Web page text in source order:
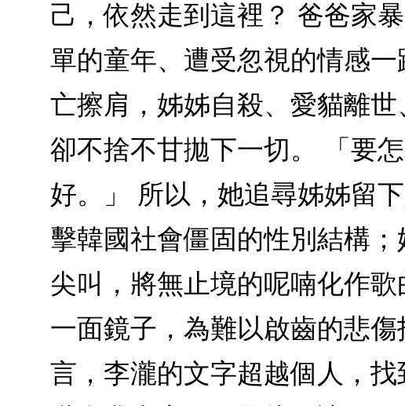
己，依然走到這裡？ 爸爸家
單的童年、遭受忽視的情感
亡擦肩，姊姊自殺、愛貓離
卻不捨不甘拋下一切。 「要
好。」 所以，她追尋姊姊留
擊韓國社會僵固的性別結構
尖叫，將無止境的呢喃化作
一面鏡子，為難以啟齒的悲
言，李瀧的文字超越個人，